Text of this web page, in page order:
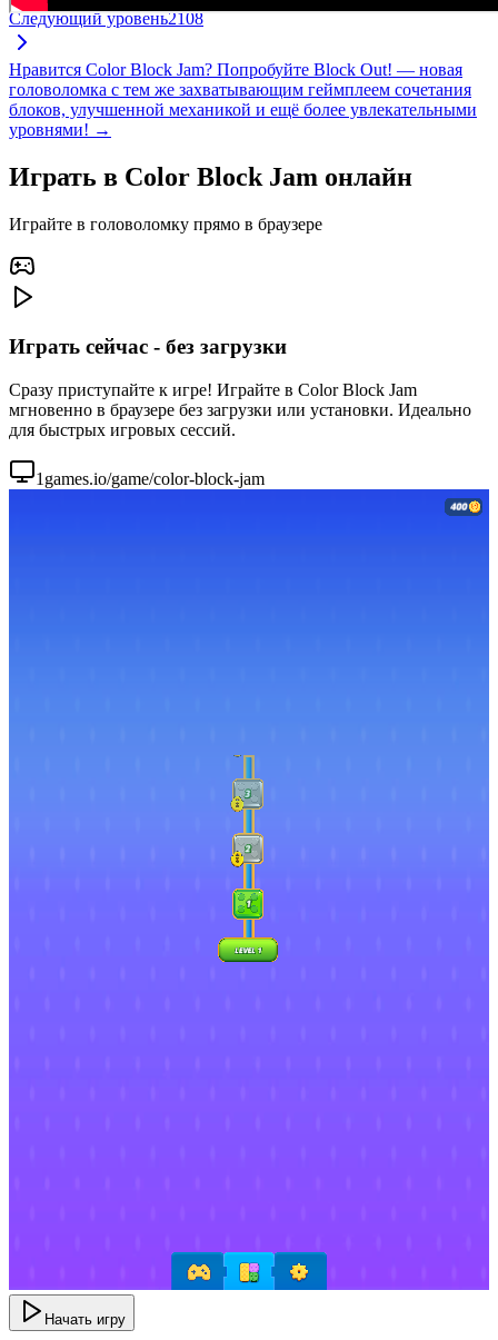
Следующий уровень2108
Нравится Color Block Jam? Попробуйте Block Out! — новая
головоломка с тем же захватывающим геймплеем сочетания
блоков, улучшенной механикой и ещё более увлекательными
уровнями! →
Играть в Color Block Jam онлайн
Играйте в головоломку прямо в браузере
Играть сейчас - без загрузки
Сразу приступайте к игре! Играйте в Color Block Jam
мгновенно в браузере без загрузки или установки. Идеально
для быстрых игровых сессий.
1games.io/game/color-block-jam
Начать игру